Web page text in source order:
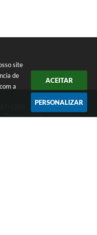
site
de
a
ACEITAR
PERSONALIZAR
Centro | CEP: 39150-000